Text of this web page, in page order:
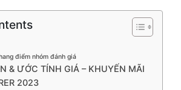
điểm nhóm đánh giá
& ƯỚC TÍNH GIÁ – KHUYẾN MÃI
2023